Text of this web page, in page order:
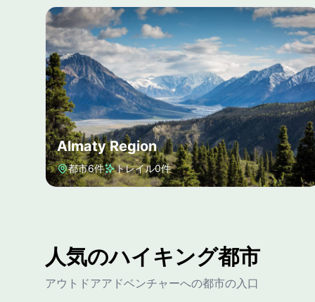
Almaty Region
都市6件 トレイル0件
人気のハイキング都市
アウトドアアドベンチャーへの都市の入口
Almaty Shymkent